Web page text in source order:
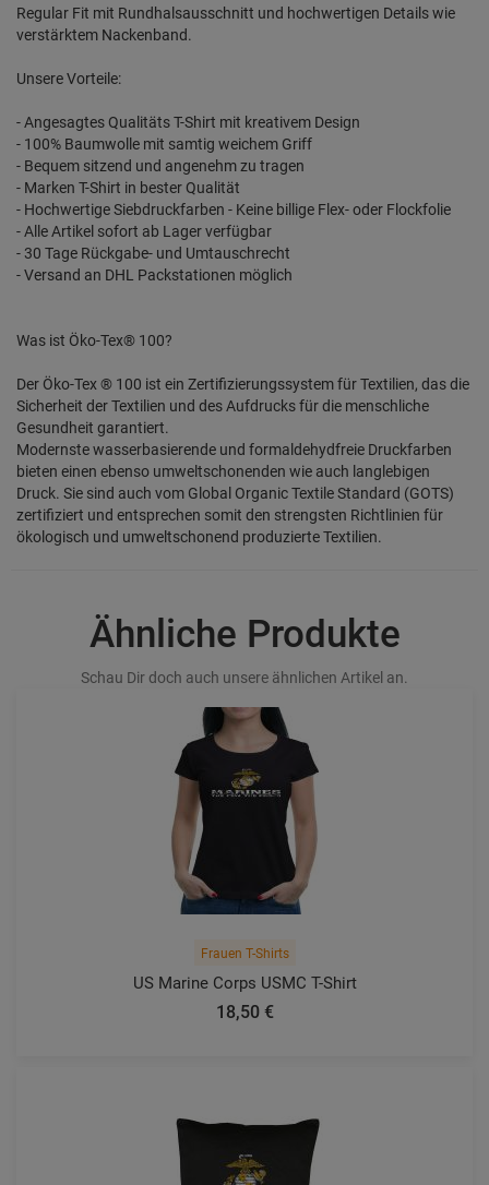
Regular Fit mit Rundhalsausschnitt und hochwertigen Details wie
verstärktem Nackenband.
Unsere Vorteile:
- Angesagtes Qualitäts T-Shirt mit kreativem Design
- 100% Baumwolle mit samtig weichem Griff
- Bequem sitzend und angenehm zu tragen
- Marken T-Shirt in bester Qualität
- Hochwertige Siebdruckfarben - Keine billige Flex- oder Flockfolie
- Alle Artikel sofort ab Lager verfügbar
- 30 Tage Rückgabe- und Umtauschrecht
- Versand an DHL Packstationen möglich
Was ist Öko-Tex® 100?
Der Öko-Tex ® 100 ist ein Zertifizierungssystem für Textilien, das die
Sicherheit der Textilien und des Aufdrucks für die menschliche
Gesundheit garantiert.
Modernste wasserbasierende und formaldehydfreie Druckfarben
bieten einen ebenso umweltschonenden wie auch langlebigen
Druck. Sie sind auch vom Global Organic Textile Standard (GOTS)
zertifiziert und entsprechen somit den strengsten Richtlinien für
ökologisch und umweltschonend produzierte Textilien.
Ähnliche Produkte
Schau Dir doch auch unsere ähnlichen Artikel an.
Frauen T-Shirts
US Marine Corps USMC T-Shirt
18,50 €